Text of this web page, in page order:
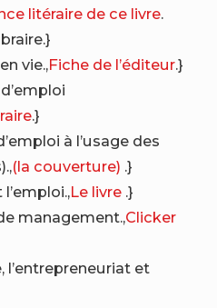
litéraire de ce livre.
vie.,Fiche de l’éditeur.}
.}
à l’usage des
(la couverture) .}
Le livre .}
management.,Clicker
l’entrepreneuriat et